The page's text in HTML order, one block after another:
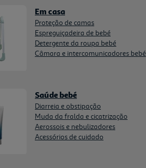
Em casa
Proteção de camas
Espreguiçadeira de bebé
Detergente da roupa bebé
Câmara e intercomunicadores bebé
Saúde bebé
Diarreia e obstipação
Muda da fralda e cicatrização
Aerossois e nebulizadores
Acessórios de cuidado